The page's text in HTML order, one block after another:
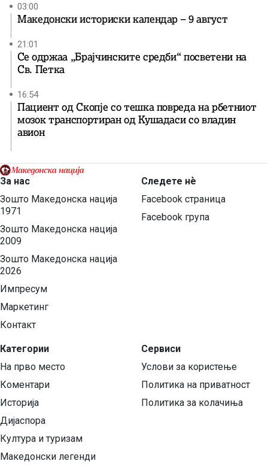
03:00
Македонски историски календар – 9 август
21:01
Се одржаа „Брајчинските средби“ посветени на
Св. Петка
16:54
Пациент од Скопје со тешка повреда на рбетниот
мозок транспортиран од Кушадаси со владин
авион
За нас
Зошто Македонска нација
1971
Зошто Македонска нација
2009
Зошто Македонска нација
2026
Импресум
Маркетинг
Контакт
Категории
На прво место
Коментари
Историја
Дијаспора
Култура и туризам
Македонски легенди
Следете нѐ
Facebook страница
Facebook група
Сервиси
Услови за користење
Политика на приватност
Политика за колачиња